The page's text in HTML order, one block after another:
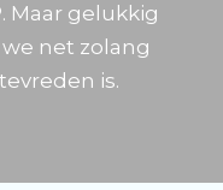
Maar gelukkig
net zolang
is.